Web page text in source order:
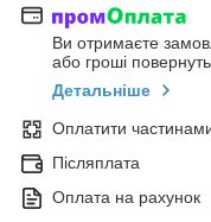
Ви отримаєте
або гроші
Детальніше
Оплатити
Післяплата
Оплата на рахунок